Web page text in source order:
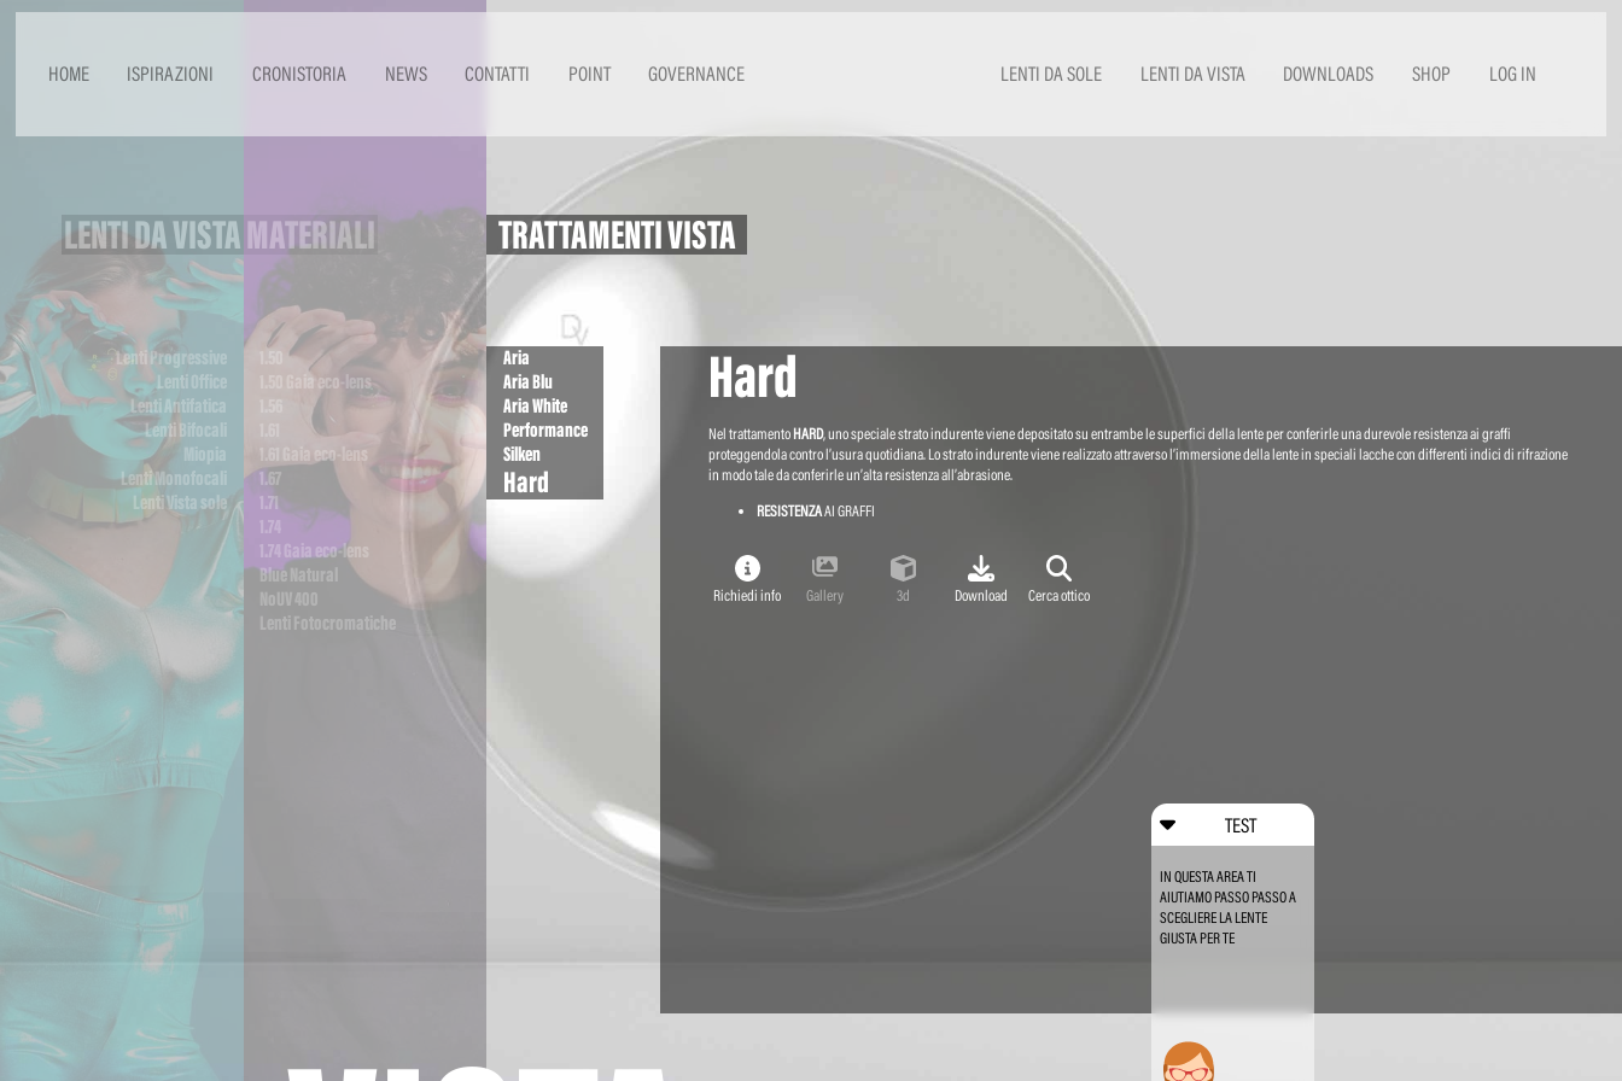
HOME ISPIRAZIONI CRONISTORIA NEWS CONTATTI POINT GOVERNANCE LENTI DA SOLE LENTI DA VISTA DOWNLOADS SHOP LOG IN
TEST
IN QUESTA AREA TI
AIUTIAMO PASSO PASSO A
SCEGLIERE LA LENTE
GIUSTA PER TE
LENTI DA VISTA
Lenti Progressive
Lenti Office
Lenti Antifatica
Lenti Bifocali
Miopia
Lenti Monofocali
Lenti Vista sole
MATERIALI
1.50
1.50 Gaia eco-lens
1.56
1.61 Gaia eco-lens
1.67
1.71
1.74
1.74 Gaia eco-lens
Blue Natural
NoUV 400
Lenti Fotocromatiche
TRATTAMENTI VISTA
Aria
Aria Blu
Aria White
Performance
Silken
Hard
Hard
Nel trattamentoHARD, uno speciale strato indurente viene depositato su entrambe le superfici della lente per conferirle una durevole resistenza ai graffi
proteggendola contro l’usura quotidiana. Lo strato indurente viene realizzato attraverso l’immersione della lente in speciali lacche con differenti indici di rifrazione
in modo tale da conferirle un’alta resistenza all’abrasione.
RESISTENZAAI GRAFFI
Richiedi info Gallery 3d Download Cerca ottico